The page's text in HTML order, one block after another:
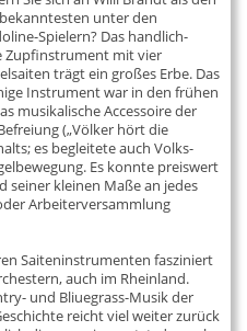
unter den
Spielern? Das handlich-
Zupfinstrument mit vier
trägt ein großes Erbe. Das
Instrument war in den frühen
musikalische Accessoire der
(„Völker hört die
es begleitete auch Volks-
Es konnte preiswert
kleinen Maße an jedes
Arbeiterversammlung
Saiteninstrumenten fasziniert
auch im Rheinland.
und Bliuegrass-Musik der
reicht viel weiter zurück